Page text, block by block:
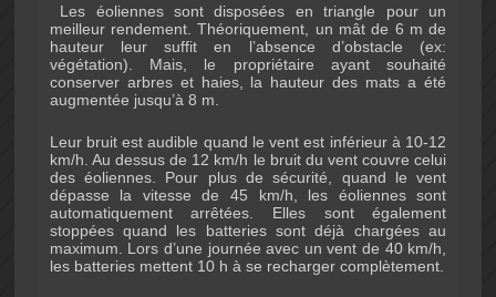
Les éoliennes sont disposées en triangle pour un
meilleur rendement. Théoriquement, un mât de 6 m de
hauteur leur suffit en l’absence d’obstacle (ex:
végétation). Mais, le propriétaire ayant souhaité
conserver arbres et haies, la hauteur des mats a été
augmentée jusqu’à 8 m.
Leur bruit est audible quand le vent est inférieur à 10-12
km/h. Au dessus de 12 km/h le bruit du vent couvre celui
des éoliennes. Pour plus de sécurité, quand le vent
dépasse la vitesse de 45 km/h, les éoliennes sont
automatiquement arrêtées. Elles sont également
stoppées quand les batteries sont déjà chargées au
maximum. Lors d’une journée avec un vent de 40 km/h,
les batteries mettent 10 h à se recharger complètement.